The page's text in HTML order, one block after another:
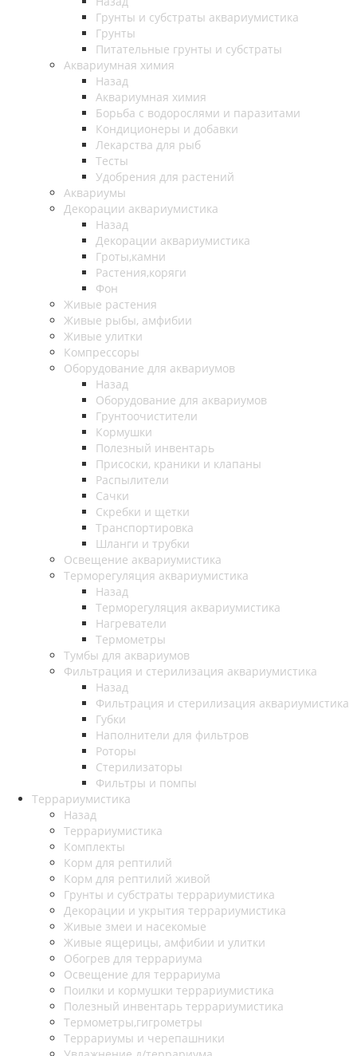
Грунты и субстраты аквариумистика
Грунты
Питательные грунты и субстраты
Аквариумная химия
Назад
Аквариумная химия
Борьба с водорослями и паразитами
Кондиционеры и добавки
Лекарства для рыб
Тесты
Удобрения для растений
Аквариумы
Декорации аквариумистика
Назад
Декорации аквариумистика
Гроты,камни
Растения,коряги
Фон
Живые растения
Живые рыбы, амфибии
Живые улитки
Компрессоры
Оборудование для аквариумов
Назад
Оборудование для аквариумов
Грунтоочистители
Кормушки
Полезный инвентарь
Присоски, краники и клапаны
Распылители
Сачки
Скребки и щетки
Транспортировка
Шланги и трубки
Освещение аквариумистика
Терморегуляция аквариумистика
Назад
Терморегуляция аквариумистика
Нагреватели
Термометры
Тумбы для аквариумов
Фильтрация и стерилизация аквариумистика
Назад
Фильтрация и стерилизация аквариумистика
Губки
Наполнители для фильтров
Роторы
Стерилизаторы
Фильтры и помпы
Террариумистика
Назад
Террариумистика
Комплекты
Корм для рептилий
Корм для рептилий живой
Грунты и субстраты террариумистика
Декорации и укрытия террариумистика
Живые змеи и насекомые
Живые ящерицы, амфибии и улитки
Обогрев для террариума
Освещение для террариума
Поилки и кормушки террариумистика
Полезный инвентарь террариумистика
Термометры,гигрометры
Террариумы и черепашники